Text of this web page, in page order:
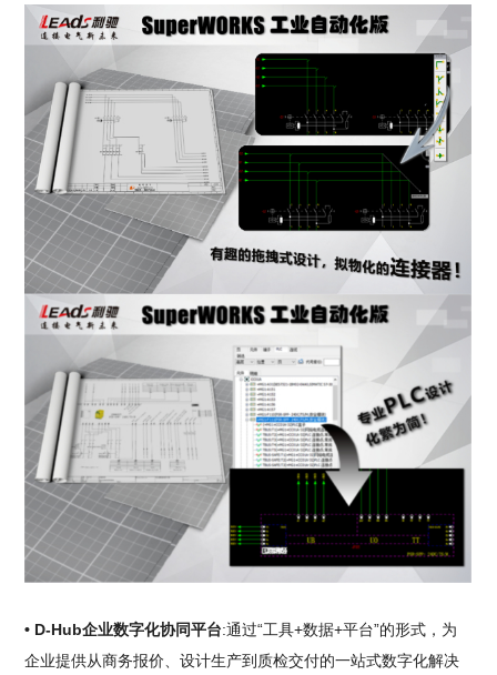
• D-Hub企业数字化协同平台:通过“工具+数据+平台”的形式，为
企业提供从商务报价、设计生产到质检交付的一站式数字化解决